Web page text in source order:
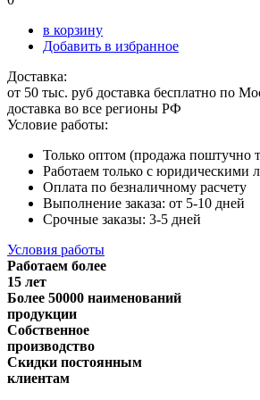
в корзину
Добавить в избранное
Доставка:
от 50 тыс. руб доставка бесплатно по
доставка во все регионы РФ
Условие работы:
Только оптом (продажа поштучно
Работаем только с юридическими
Оплата по безналичному расчету
Выполнение заказа: от 5-10 дней
Срочные заказы: 3-5 дней
Условия работы
Работаем более
15 лет
Более 50000 наименований
продукции
Собственное
производство
Скидки постоянным
клиентам